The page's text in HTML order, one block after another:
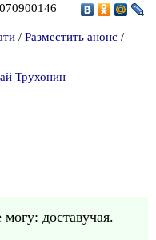
/ Разместить анонс /
Трухонин
доставучая.